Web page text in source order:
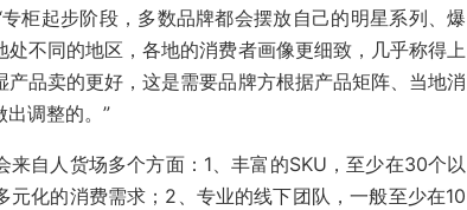
柜起步阶段，多数品牌都会摆放自己的明星系列、爆
不同的地区，各地的消费者画像更细致，几乎称得上
品卖的更好，这是需要品牌方根据产品矩阵、当地消
调整的。”
自人货场多个方面：1、丰富的SKU，至少在30个以
化的消费需求；2、专业的线下团队，一般至少在10